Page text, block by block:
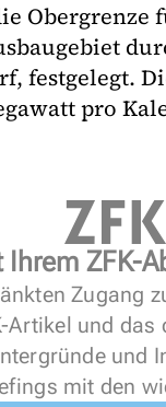
Obergrenze
festgelegt.
pro
ZFK-
Zugang
und das
und
mit den